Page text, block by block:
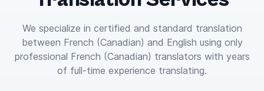
We specialize in certified and standard translation
between French (Canadian) and English using only
professional French (Canadian) translators with years
of full-time experience translating.